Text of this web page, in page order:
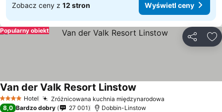
Zobacz ceny z 12 stron Wyświetl ceny
Popularny obiekt
4 KategoriaHotel Zróżnicowana kuchnia międzynarodowa
Van der Valk Resort Linstow
8,0 Bardzo dobry 27 001 Dobbin-Linstow